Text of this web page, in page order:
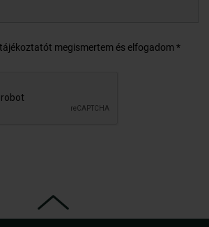
megismertem és elfogadom *